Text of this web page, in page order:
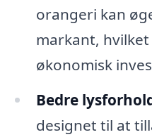
orangeri kan
markant,
økonomisk
Bedre
designet til at